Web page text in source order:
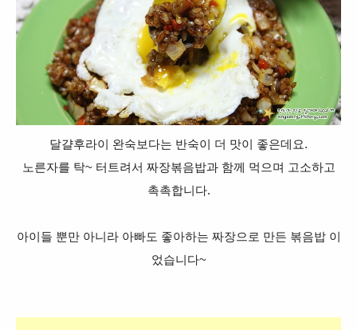
달걀후라이 완숙보다는 반숙이 더 맛이 좋은데요.
노른자를 탁~ 터트려서 짜장볶음밥과 함께 먹으며 고소하고
촉촉합니다.
아이들 뿐만 아니라 아빠도 좋아하는 짜장으로 만든 볶음밥 이
었습니다~